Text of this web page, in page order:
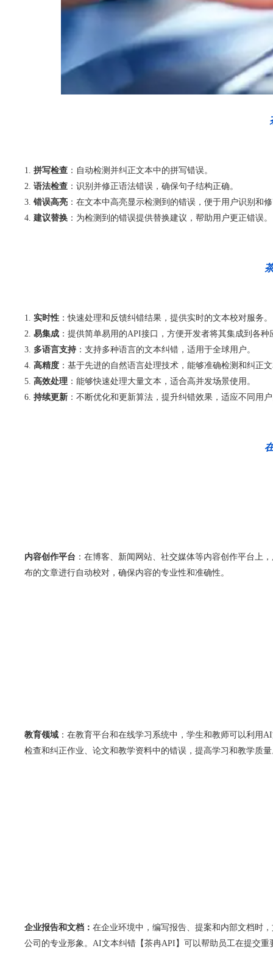
拼写检查 ：自动检测并纠正文本中的拼写错误。
语法检查 ：识别并修正语法错误，确保句子结构正确。
错误高亮 ：在文本中高亮显示检测到的错误，便于用户识别和
建议替换 ：为检测到的错误提供替换建议，帮助用户更正错误。
实时性 ：快速处理和反馈纠错结果，提供实时的文本校对服务。
易集成 ：提供简单易用的API接口，方便开发者将其集成到各种
多语言支持 ：支持多种语言的文本纠错，适用于全球用户。
高精度 ：基于先进的自然语言处理技术，能够准确检测和纠正
高效处理 ：能够快速处理大量文本，适合高并发场景使用。
持续更新 ：不断优化和更新算法，提升纠错效果，适应不同用
内容创作平台 ：在博客、新闻网站、社交媒体等内容创作平台上
布的文章进行自动校对，确保内容的专业性和准确性。
教育领域 ：在教育平台和在线学习系统中，学生和教师可以利用
检查和纠正作业、论文和教学资料中的错误，提高学习和教学质
企业报告和文档： 在企业环境中，编写报告、提案和内部文档时
公司的专业形象。AI文本纠错【茶冉API】可以帮助员工在提交重